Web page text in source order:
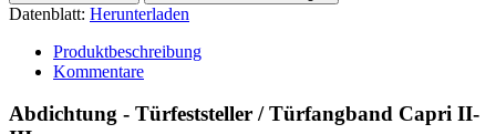
Datenblatt: Herunterladen
Produktbeschreibung
Kommentare
Abdichtung - Türfeststeller / Türfangband Capri II-